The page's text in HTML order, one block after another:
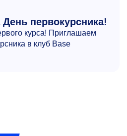
первокурсника!
курса! Приглашаем
в клуб Base